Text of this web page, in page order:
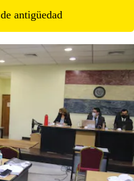
de antigüedad